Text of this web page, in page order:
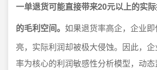
一单退货可能直接带来20元以上的实
的毛利空间。 如果退货率高企，企业
亮，实际利润却被极大侵蚀。因此，
率为核心的利润敏感性分析模型，动态